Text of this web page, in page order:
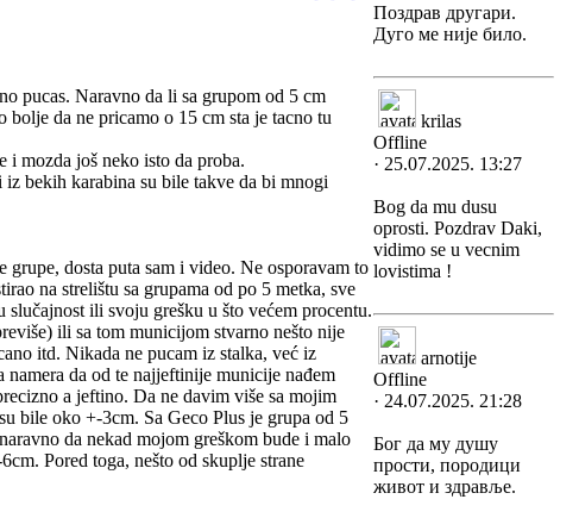
pucas. Naravno da li sa grupom od 5 cm
bolje da ne pricamo o 15 cm sta je tacno tu
i mozda još neko isto da proba.
bekih karabina su bile takve da bi mnogi
dosta puta sam i video. Ne osporavam to
na strelištu sa grupama od po 5 metka, sve
ili svoju grešku u što većem procentu.
ili sa tom municijom stvarno nešto nije
itd. Nikada ne pucam iz stalka, već iz
namera da od te najjeftinije municije nađem
a jeftino. Da ne davim više sa mojim
bile oko +-3cm. Sa Geco Plus je grupa od 5
da nekad mojom greškom bude i malo
Pored toga, nešto od skuplje strane
Поздрав другари.
Дуго ме није било.
krilas
Offline
· 25.07.2025. 13:27
Bog da mu dusu
oprosti. Pozdrav Daki,
vidimo se u vecnim
lovistima !
arnotije
Offline
· 24.07.2025. 21:28
Бог да му душу
прости, породици
живот и здравље.